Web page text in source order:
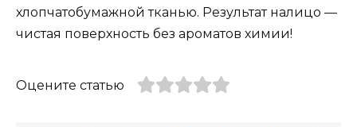
хлопчатобумажной тканью. Результат налицо —
чистая поверхность без ароматов химии!
Оцените статью